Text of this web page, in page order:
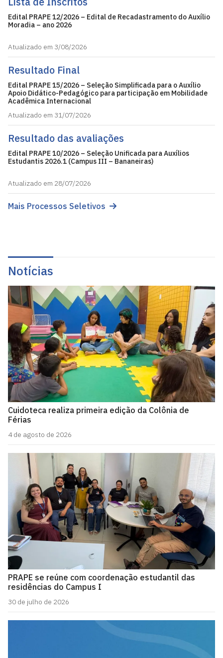
Edital PRAPE 12/2026 – Edital de Recadastramento do Auxílio
Moradia – ano 2026
Atualizado em 3/08/2026
Resultado Final
Edital PRAPE 15/2026 – Seleção Simplificada para o Auxílio
Apoio Didático-Pedagógico para participação em Mobilidade
Acadêmica Internacional
Atualizado em 31/07/2026
Resultado das avaliações
Edital PRAPE 10/2026 – Seleção Unificada para Auxílios
Estudantis 2026.1 (Campus III – Bananeiras)
Atualizado em 28/07/2026
Mais Processos Seletivos
Notícias
Cuidoteca realiza primeira edição da Colônia de
Férias
4 de agosto de 2026
PRAPE se reúne com coordenação estudantil das
residências do Campus I
30 de julho de 2026